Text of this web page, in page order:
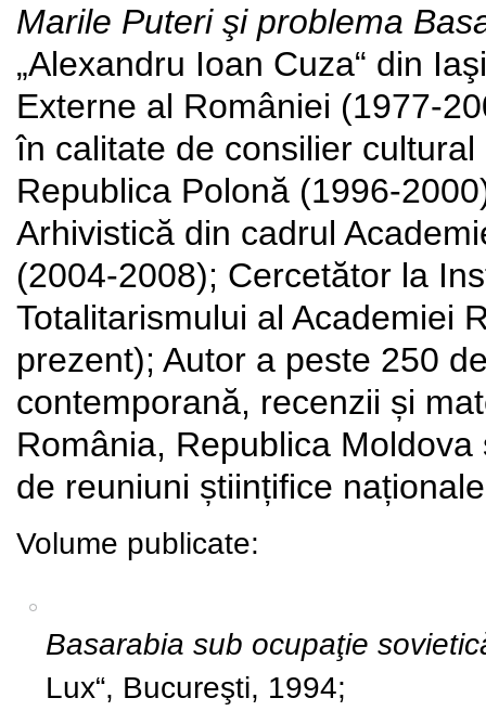
Marile Puteri şi problema
„Alexandru Ioan Cuza“ din
Externe al României (1977-
în calitate de consilier
Republica Polonă (1996-
Arhivistică din cadrul
(2004-2008); Cercetător la
Totalitarismului al Academiei
prezent); Autor a peste 250
contemporană, recenzii și
România, Republica
de reuniuni științifice
Volume publicate:
Basarabia sub ocupaţie
Lux“, Bucureşti, 1994;